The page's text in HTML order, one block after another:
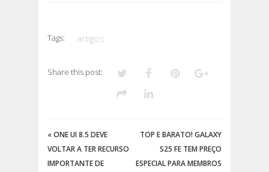
Tags: artigos
Share this post:
«ONE UI 8.5 DEVE
VOLTAR A TER RECURSO
IMPORTANTE DE
TOP E BARATO! GALAXY
S25 FE TEM PREÇO
ESPECIAL PARA MEMBROS